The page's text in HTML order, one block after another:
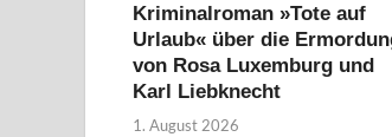
Kriminalroman »Tote auf
Urlaub« über die
von Rosa Luxemburg und
Karl Liebknecht
1. August 2026